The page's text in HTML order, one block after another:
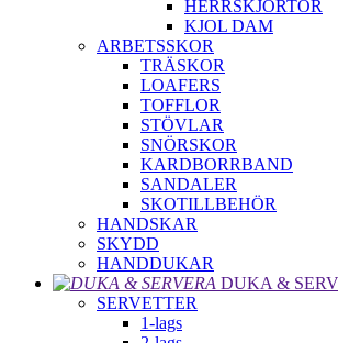
HERRSKJORTOR
KJOL DAM
ARBETSSKOR
TRÄSKOR
LOAFERS
TOFFLOR
STÖVLAR
SNÖRSKOR
KARDBORRBAND
SANDALER
SKOTILLBEHÖR
HANDSKAR
SKYDD
HANDDUKAR
DUKA &
SERVETTER
1-lags